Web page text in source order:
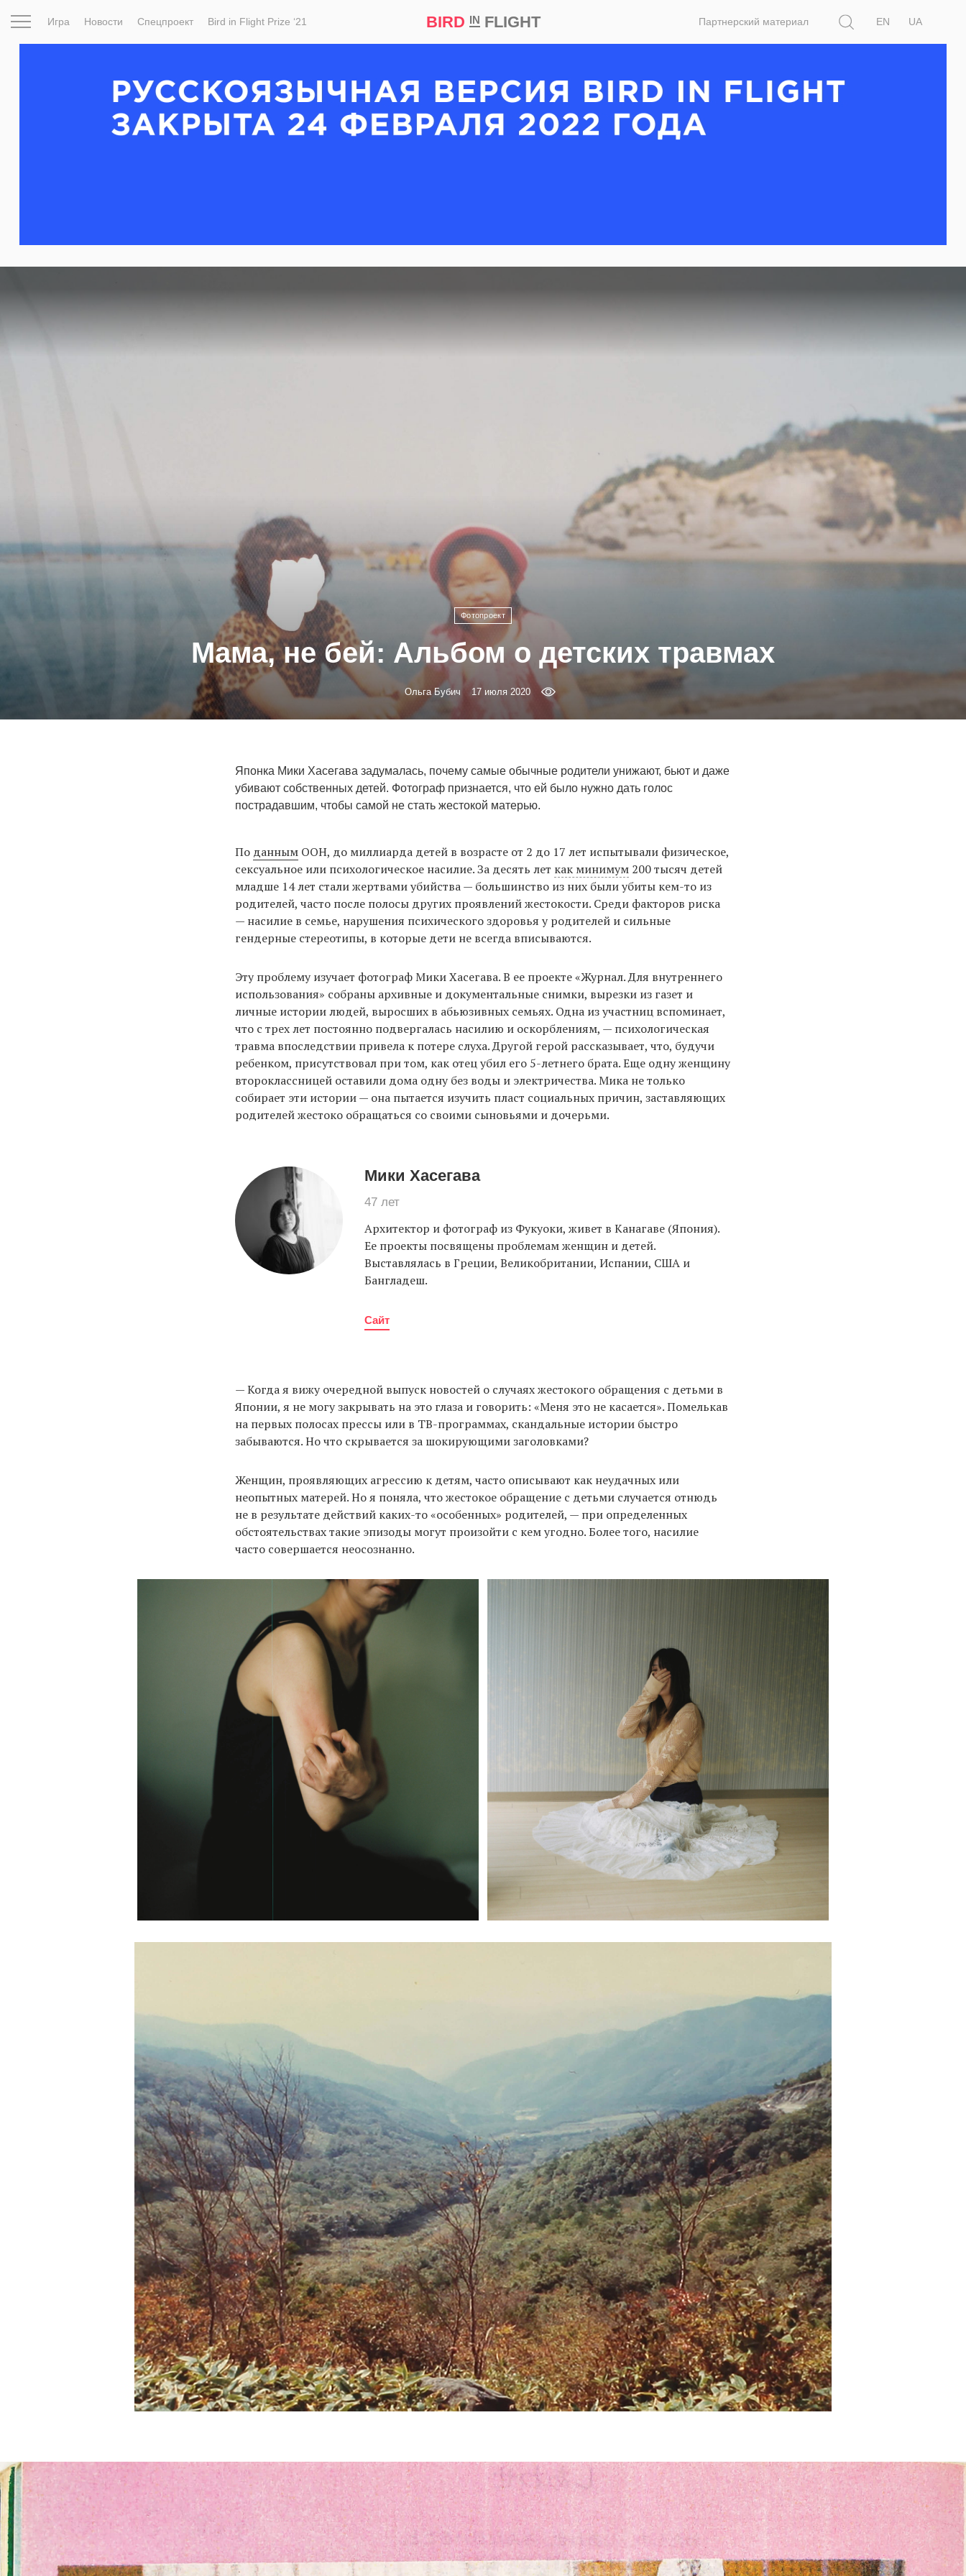
Игра Новости Спецпроект Bird in Flight Prize ‘21 BIRD INFLIGHT Партнерский материал
EN
UA
Фотопроект
Мама, не бей: Альбом о детских травмах
Ольга Бубич 17 июля 2020
Японка Мики Хасегава задумалась, почему самые обычные родители унижают, бьют и даже
убивают собственных детей. Фотограф признается, что ей было нужно дать голос
пострадавшим, чтобы самой не стать жестокой матерью.
По данным ООН, до миллиарда детей в возрасте от 2 до 17 лет испытывали физическое,
сексуальное или психологическое насилие. За десять лет как минимум 200 тысяч детей
младше 14 лет стали жертвами убийства — большинство из них были убиты кем-то из
родителей, часто после полосы других проявлений жестокости. Среди факторов риска
— насилие в семье, нарушения психического здоровья у родителей и сильные
гендерные стереотипы, в которые дети не всегда вписываются.
Эту проблему изучает фотограф Мики Хасегава. В ее проекте «Журнал. Для внутреннего
использования» собраны архивные и документальные снимки, вырезки из газет и
личные истории людей, выросших в абьюзивных семьях. Одна из участниц вспоминает,
что с трех лет постоянно подвергалась насилию и оскорблениям, — психологическая
травма впоследствии привела к потере слуха. Другой герой рассказывает, что, будучи
ребенком, присутствовал при том, как отец убил его 5-летнего брата. Еще одну женщину
второклассницей оставили дома одну без воды и электричества. Мика не только
собирает эти истории — она пытается изучить пласт социальных причин, заставляющих
родителей жестоко обращаться со своими сыновьями и дочерьми.
Мики Хасегава
47 лет
Архитектор и фотограф из Фукуоки, живет в Канагаве (Япония).
Ее проекты посвящены проблемам женщин и детей.
Выставлялась в Греции, Великобритании, Испании, США и
Бангладеш.
Сайт
— Когда я вижу очередной выпуск новостей о случаях жестокого обращения с детьми в
Японии, я не могу закрывать на это глаза и говорить: «Меня это не касается». Помелькав
на первых полосах прессы или в ТВ-программах, скандальные истории быстро
забываются. Но что скрывается за шокирующими заголовками?
Женщин, проявляющих агрессию к детям, часто описывают как неудачных или
неопытных матерей. Но я поняла, что жестокое обращение с детьми случается отнюдь
не в результате действий каких-то «особенных» родителей, — при определенных
обстоятельствах такие эпизоды могут произойти с кем угодно. Более того, насилие
часто совершается неосознанно.